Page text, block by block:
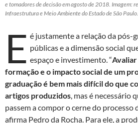
e tomadores de decisão em agosto de 2018. Imagem:
Infraestrutura e Meio Ambiente do Estado de São Paulo.
E é justamente a relação da pós-
públicas e a dimensão social
espaço e investimento. “Avaliar
formação e o impacto social de um
graduação é bem mais difícil do que
artigos produzidos, mas é necessário
passem a compor o cerne do processo
afirma Pedro da Rocha. Para ele, a